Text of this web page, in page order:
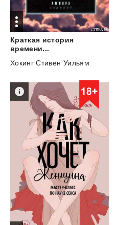
Краткая история
времени...
Хокинг Стивен Уильям